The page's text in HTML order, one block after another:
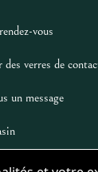
vous
des verres de
un message